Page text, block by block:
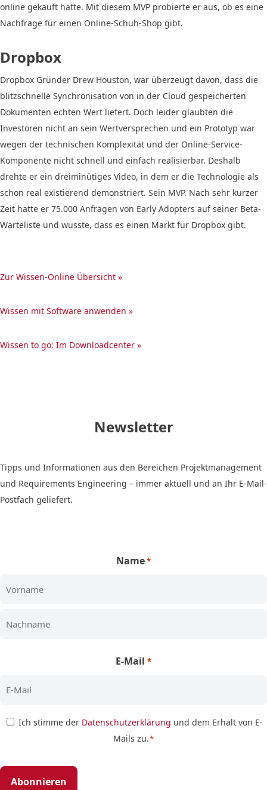
online gekauft hatte. Mit diesem MVP probierte er aus, ob es eine
Nachfrage für einen Online-Schuh-Shop gibt.
Dropbox
Dropbox Gründer Drew Houston, war überzeugt davon, dass die
blitzschnelle Synchronisation von in der Cloud gespeicherten
Dokumenten echten Wert liefert. Doch leider glaubten die
Investoren nicht an sein Wertversprechen und ein Prototyp war
wegen der technischen Komplexität und der Online-Service-
Komponente nicht schnell und einfach realisierbar. Deshalb
drehte er ein dreiminütiges Video, in dem er die Technologie als
schon real existierend demonstriert. Sein MVP. Nach sehr kurzer
Zeit hatte er 75.000 Anfragen von Early Adopters auf seiner Beta-
Warteliste und wusste, dass es einen Markt für Dropbox gibt.
Zur Wissen-Online Übersicht »
Wissen mit Software anwenden »
Wissen to go: Im Downloadcenter »
Newsletter
Tipps und Informationen aus den Bereichen Projektmanagement
und Requirements Engineering – immer aktuell und an Ihr E-Mail-
Postfach geliefert.
Name*
E-Mail *
Zustimmung
*
Ich stimme der Datenschutzerklärung und dem Erhalt von E-
Mails zu.*